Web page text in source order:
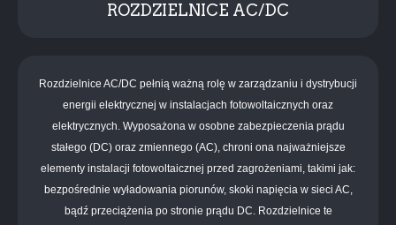
ROZDZIELNICE AC/DC
Rozdzielnice AC/DC pełnią ważną rolę w zarządzaniu i dystrybucji
energii elektrycznej w instalacjach fotowoltaicznych oraz
elektrycznych. Wyposażona w osobne zabezpieczenia prądu
stałego (DC) oraz zmiennego (AC), chroni ona najważniejsze
elementy instalacji fotowoltaicznej przed zagrożeniami, takimi jak:
bezpośrednie wyładowania piorunów, skoki napięcia w sieci AC,
bądź przeciążenia po stronie prądu DC. Rozdzielnice te